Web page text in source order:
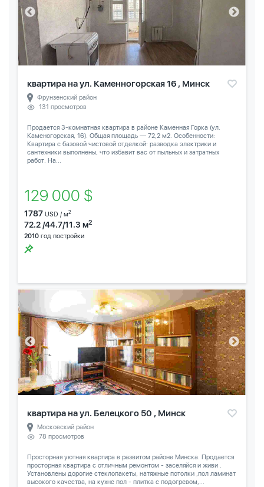
квартира на ул. Каменногорская 16 , Минск
Фрунзенский район
131 просмотров
Продается 3-комнатная квартира в районе Каменная Горка (ул.
Каменогорская, 16). Общая площадь — 72,2 м2. Особенности:
Квартира с базовой чистовой отделкой: разводка электрики и
сантехники выполнены, что избавит вас от пыльных и затратных
работ. На...
129 000 $
1787 USD / м2
72.2 /44.7/11.3 м2
2010 год постройки
квартира на ул. Белецкого 50 , Минск
Московский район
78 просмотров
Просторная уютная квартира в развитом районе Минска. Продается
просторная квартира с отличным ремонтом - заселяйся и живи .
Установлены дорогие стеклопакеты, натяжные потолки ,пол ламинат
высокого качества, на кухне пол - плитка с подогревом,...